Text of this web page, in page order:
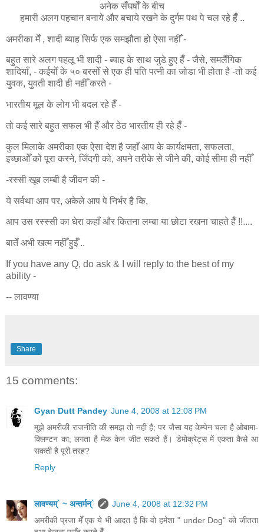
अनेक सँघर्षोँ के बीच
हमारी अलग पहचान बनाये और बचाये रखने के दुर्गम पथ पे चल रहे हैँ ..
अमरीका मेँ , शादी ब्याह सिर्फ एक समझौता हो ऐसा नहीँ -
बहुत सारे अलग पहलू भी शादी - ब्याह के साथ जुडे हुए हैँ - जैसे, समलैँगिक
शादियाँ, - कईयोँ के ५० बरसोँ से एक ही पति पत्नी का जोडा भी होता है -तो कई
युवक, युवती शादी ही नहीँ करते -
भारतीय मूल के लोग भी बदल रहे हैँ -
तो कई सारे बहुत सफल भी हैँ और ठेठ भारतीय ही रहे हैँ -
कुल मिलाके अमरीका एक ऐसा देश है जहाँ आप के कार्यक्षमता, सफलता,
इच्छाओँ को पूरा करने, जिँदगी को, अपने तरीके से जीने की, कोई सीमा ही नहीँ
-रस्सी खूब लम्बी है जीवन की -
ये सर्वथा आप पर, अकेले आप पे निर्भर है कि,
आप उस रस्स्सी का घेरा कहाँ और कितना लम्बा या छोटा रखना चाहते हैँ !!....
बातेँ अभी खत्म नहीँ हुईँ ..
If you have any Q, do ask & I will reply to the best of my
ability -
-- लावण्या
Share
15 comments:
Gyan Dutt Pandey June 4, 2008 at 12:08 PM
मुझे अमरीकी राजनीति की समझ तो नहीं है; पर जैसा यह केम्पेन चला है ओबामा-
क्लिण्टन का; लगता है मेक केन जीत सकते हैं। डेमोक्रेट्स में एकता कैसे आ
सकती है पूरी तरह?
Reply
लावण्यम्` ~ अन्तर्मन्`
June 4, 2008 at 12:32 PM
अमरीकी प्रजा मेँ एक ये भी आदत है कि वो हमेशा " under Dog" को जीतता